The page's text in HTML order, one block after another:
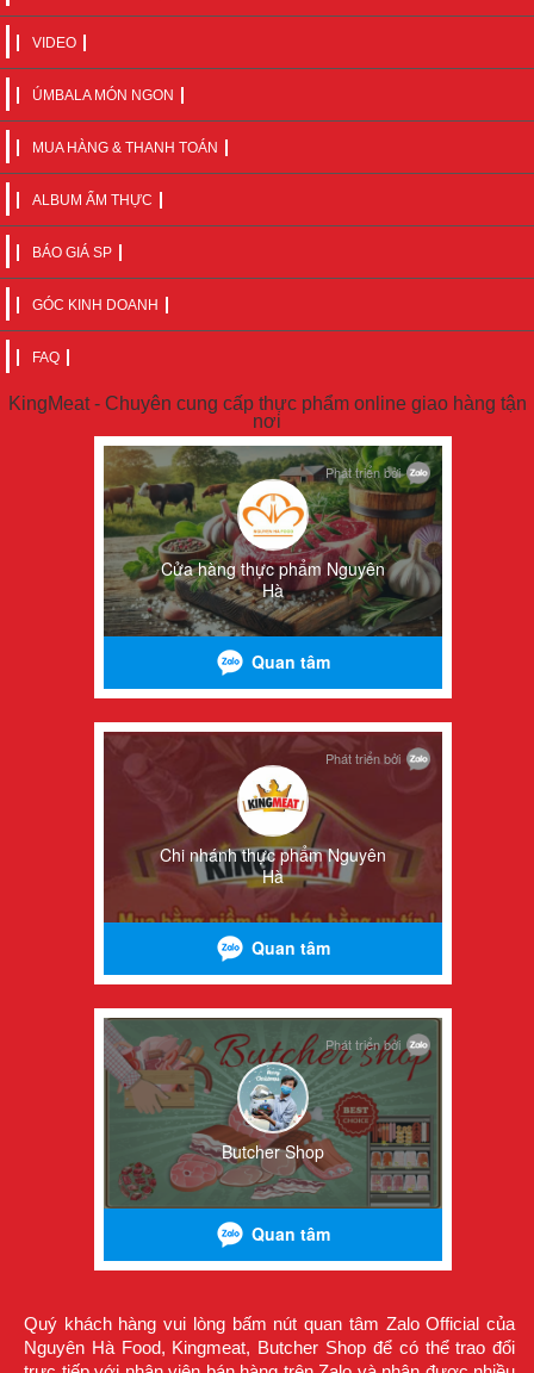
VIDEO
ÚMBALA MÓN NGON
MUA HÀNG & THANH TOÁN
ALBUM ẨM THỰC
BÁO GIÁ SP
GÓC KINH DOANH
FAQ
KingMeat - Chuyên cung cấp thực phẩm online giao hàng tận
nơi
Quý khách hàng vui lòng bấm nút quan tâm Zalo Official của
Nguyên Hà Food, Kingmeat, Butcher Shop để có thể trao đổi